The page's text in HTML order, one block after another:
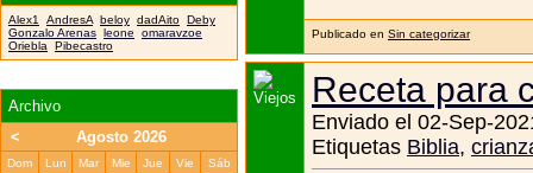
Publicado en Sin categorizar
Receta para
Enviado el 02-Sep-
Etiquetas Biblia,
Alex1 AndresA beloy dadAito
Deby
Gonzalo Arenas
leone
omaravzoe
Oriebla
Pibecastro
Archivo
<
Agosto 2026
Dom Lun Mar Mie Jue Vie
Sáb